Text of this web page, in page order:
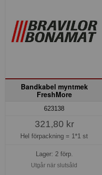
Bandkabel myntmek
FreshMore
623138
321,80 kr
Hel förpackning = 1*1 st
Lager: 2 förp.
Utgår när slutsåld